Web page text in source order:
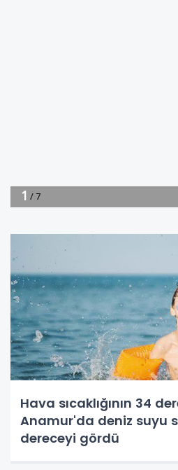
Hava sıcaklığının 34
Anamur'da deniz suyu
dereceyi gördü